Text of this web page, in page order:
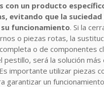
con un producto
evitando que la suciedad
funcionamiento. Si la
o piezas rotas, la
o de componentes
pestillo, será la solución
importante utilizar piezas
garantizar un